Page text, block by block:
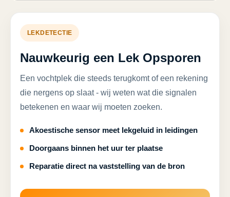
LEKDETECTIE
Nauwkeurig een Lek Opsporen
Een vochtplek die steeds terugkomt of een rekening
die nergens op slaat - wij weten wat die signalen
betekenen en waar wij moeten zoeken.
Akoestische sensor meet lekgeluid in leidingen
Doorgaans binnen het uur ter plaatse
Reparatie direct na vaststelling van de bron